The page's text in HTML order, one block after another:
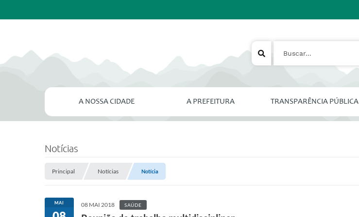
A NOSSA CIDADE A PREFEITURA TRANSPARÊNCIA PÚBLICA
Notícias
Principal Notícias Notícia
MAI 08 MAI 2018 SAÚDE